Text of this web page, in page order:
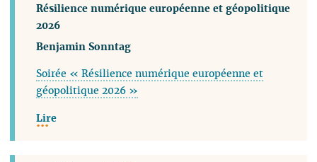
Résilience numérique européenne et géopolitique
2026
Benjamin Sonntag
Soirée « Résilience numérique européenne et
géopolitique 2026 »
Lire